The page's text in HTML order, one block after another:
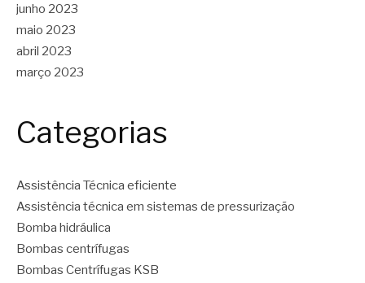
junho 2023
maio 2023
abril 2023
março 2023
Categorias
Assistência Técnica eficiente
Assistência técnica em sistemas de pressurização
Bomba hidráulica
Bombas centrífugas
Bombas Centrífugas KSB